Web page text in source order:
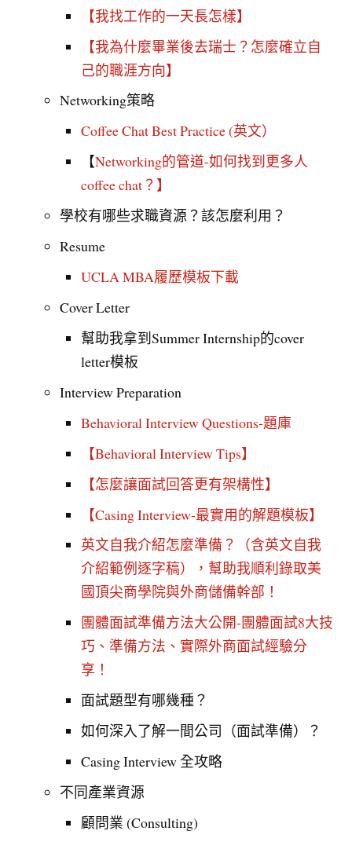
【我找工作的一天長怎樣】
【我為什麼畢業後去瑞士？怎麼確立自
己的職涯方向】
Networking策略
Coffee Chat Best Practice (英文）
【Networking的管道-如何找到更多人
coffee chat？】
學校有哪些求職資源？該怎麼利用？
Resume
UCLA MBA履歷模板下載
Cover Letter
幫助我拿到Summer Internship的cover
letter模板
Interview Preparation
Behavioral Interview Questions-題庫
【Behavioral Interview Tips】
【怎麼讓面試回答更有架構性】
【Casing Interview-最實用的解題模板】
英文自我介紹怎麼準備？（含英文自我
介紹範例逐字稿），幫助我順利錄取美
國頂尖商學院與外商儲備幹部！
團體面試準備方法大公開-團體面試8大技
巧、準備方法、實際外商面試經驗分
享！
面試題型有哪幾種？
如何深入了解一間公司（面試準備）？
Casing Interview 全攻略
不同產業資源
顧問業 (Consulting)